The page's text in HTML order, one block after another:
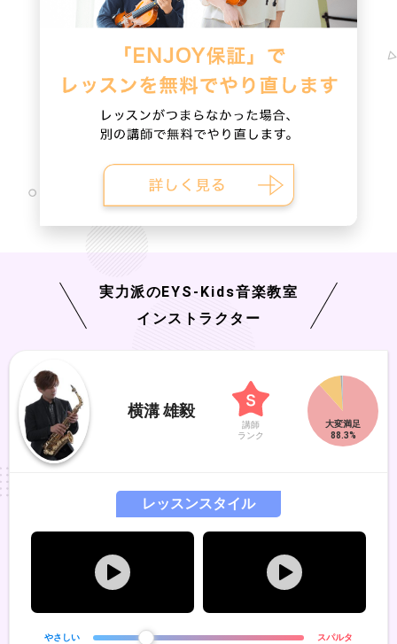
実力派のEYS-Kids音楽教室
インストラクター
横溝 雄毅
講師
ランク
レッスンスタイル
やさしい スパルタ